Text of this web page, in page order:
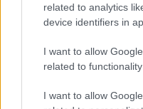
related to analytics
device identifiers in
I want to allow
related to
I want to allow
TOVÁBB OLVASOM
JNSZ megyei hírek 2024,
polgármester,város ,